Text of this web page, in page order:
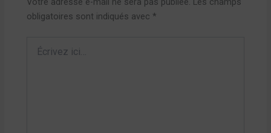
obligatoires sont indiqués avec *
ici…